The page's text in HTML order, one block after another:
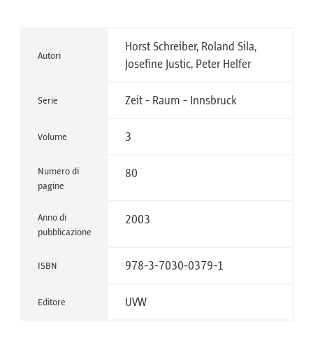
Autori
Horst Schreiber, Roland Sila,
Josefine Justic, Peter Helfer
Serie Zeit - Raum - Innsbruck
Volume 3
Numero di
pagine
80
Anno di
pubblicazione
2003
ISBN 978-3-7030-0379-1
Editore UVW